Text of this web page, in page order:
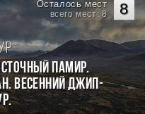
8
Осталось мест
всего мест: 8
Памир.
Весенний джип-